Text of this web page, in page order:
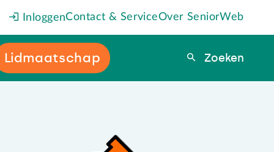
InloggenContact & ServiceOver SeniorWeb
Lidmaatschap Zoeken
Zoeken